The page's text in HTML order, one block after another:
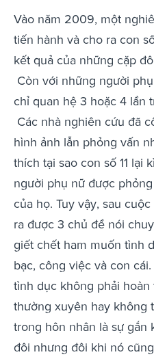
Vào năm 2009, một
tiến hành và cho ra con
kết quả của những cặp
Còn với những người
chỉ quan hệ 3 hoặc 4 lần
Các nhà nghiên cứu đã
hình ảnh lẫn phỏng vấn
thích tại sao con số 11 lại
người phụ nữ được
của họ. Tuy vậy, sau
ra được 3 chủ đề nói
giết chết ham muốn tình
bạc, công việc và con
tình dục không phải hoàn
thường xuyên hay không
trong hôn nhân là sự gắn
đôi nhưng đôi khi nó